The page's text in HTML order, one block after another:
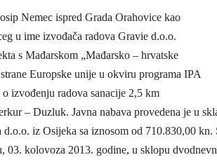
Nemec ispred Grada Orahovice kao
u ime izvođača radova Gravie d.o.o.
s Mađarskom „Mađarsko – hrvatske
Europske unije u okviru programa IPA
izvođenju radova sanacije 2,5 km
– Duzluk. Javna nabava provedena je u
iz Osijeka sa iznosom od 710.830,00 kn.
03. kolovoza 2013. godine, u sklopu